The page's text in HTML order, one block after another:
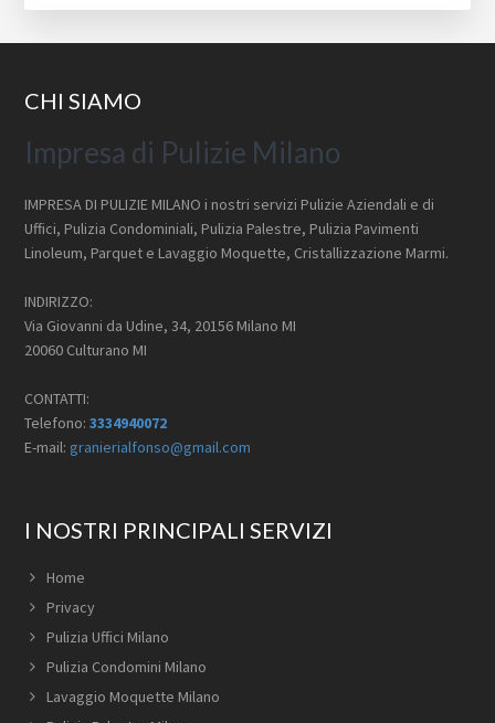
Footer
CHI SIAMO
Impresa di Pulizie Milano
IMPRESA DI PULIZIE MILANO i nostri servizi Pulizie Aziendali e di
Uffici, Pulizia Condominiali, Pulizia Palestre, Pulizia Pavimenti
Linoleum, Parquet e Lavaggio Moquette, Cristallizzazione Marmi.
INDIRIZZO:
Via Giovanni da Udine, 34, 20156 Milano MI
20060 Culturano MI
CONTATTI:
Telefono:3334940072
E-mail: granierialfonso@gmail.com
I NOSTRI PRINCIPALI SERVIZI
Home
Privacy
Pulizia Uffici Milano
Pulizia Condomini Milano
Lavaggio Moquette Milano